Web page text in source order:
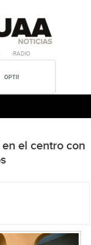
·RADIO
el centro con